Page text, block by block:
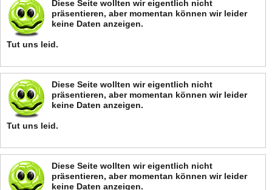
Diese Seite wollten wir eigentlich nicht
präsentieren, aber momentan können wir leider
keine Daten anzeigen.
Tut uns leid.
Diese Seite wollten wir eigentlich nicht
präsentieren, aber momentan können wir leider
keine Daten anzeigen.
Tut uns leid.
Diese Seite wollten wir eigentlich nicht
präsentieren, aber momentan können wir leider
keine Daten anzeigen.